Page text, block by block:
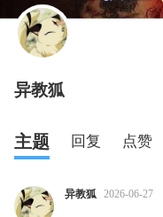
异教狐
主题 回复 点赞
异教狐 2026-06-27